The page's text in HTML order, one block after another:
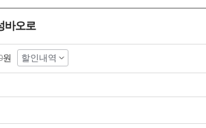
바오로
원 할인내역